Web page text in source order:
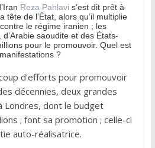
Reza Pahlavi s’est dit prêt à
tête de l’État, alors qu’il multiplie
le régime iranien ; les
saoudite et des États-
pour le promouvoir. Quel est
?
d’efforts pour promouvoir
décennies, deux grandes
Londres, dont le budget
; font sa promotion ; celle-ci
auto-réalisatrice.